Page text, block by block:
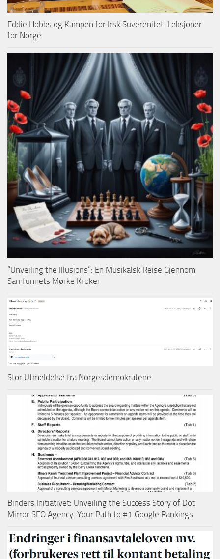
Eddie Hobbs og Kampen for Irsk Suverenitet: Leksjoner
for Norge
“Unveiling the Illusions”: En Musikalsk Reise Gjennom
Samfunnets Mørke Kroker
Stor Utmeldelse fra Norgesdemokratene
Binders Initiativet: Unveiling the Success Story of Dot
Mirror SEO Agency: Your Path to #1 Google Rankings